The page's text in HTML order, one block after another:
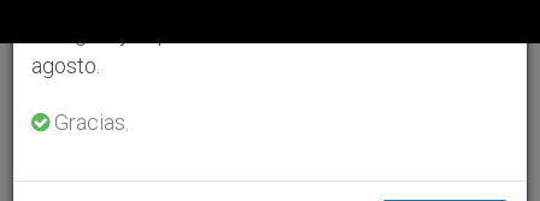
agosto.
Gracias.